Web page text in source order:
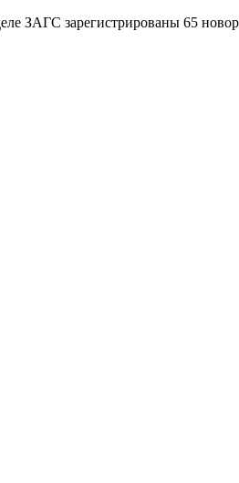
ЗАГС зарегистрированы 65